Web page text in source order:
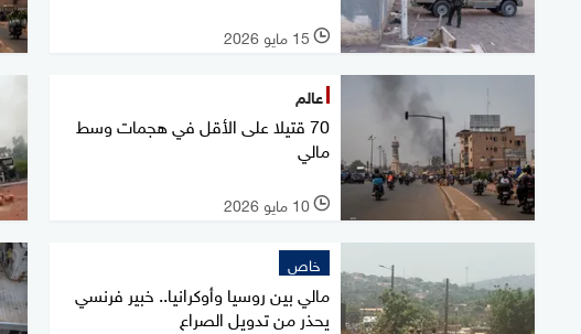
l 15 مايو 2026
عالم
70 قتيلا على الأقل في هجمات وسط
مالي
l 10 مايو 2026
خاص
مالي بين روسيا وأوكرانيا.. خبير فرنسي
يحذر من تدويل الصراع